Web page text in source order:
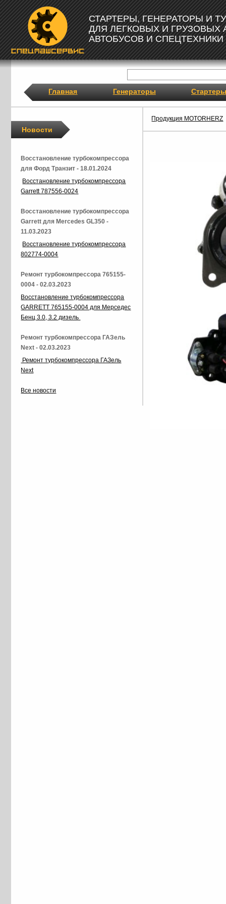
СТАРТЕРЫ, ГЕНЕРАТОРЫ И
ДЛЯ ЛЕГКОВЫХ И ГРУЗОВЫХ
АВТОБУСОВ И СПЕЦТЕХНИКИ
Главная Генераторы Стартеры
Продукция MOTORHERZ
Новости
Восстановление турбокомпрессора
для Форд Транзит - 18.01.2024
Восстановление турбокомпрессора
Garrett 787556-0024
Восстановление турбокомпрессора
Garrett для Mercedes GL350 -
11.03.2023
Восстановление турбокомпрессора
802774-0004
Ремонт турбокомпрессора 765155-
0004 - 02.03.2023
Восстановление турбокомпрессора
GARRETT 765155-0004 для Мерседес
Бенц 3.0, 3.2 дизель
Ремонт турбокомпрессора ГАЗель
Next - 02.03.2023
Ремонт турбокомпрессора ГАЗель
Next
Все новости